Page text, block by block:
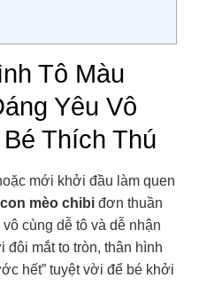
Tô Màu
Yêu Vô
Thích Thú
mới khởi đầu làm quen
mèo chibi đơn thuần
cùng dễ tô và dễ nhận
mắt to tròn, thân hình
hết” tuyệt vời để bé khởi